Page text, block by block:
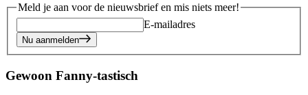
Meld je aan voor de nieuwsbrief en mis niets meer!
E-mailadres
Nu aanmelden
Gewoon Fanny-tastisch